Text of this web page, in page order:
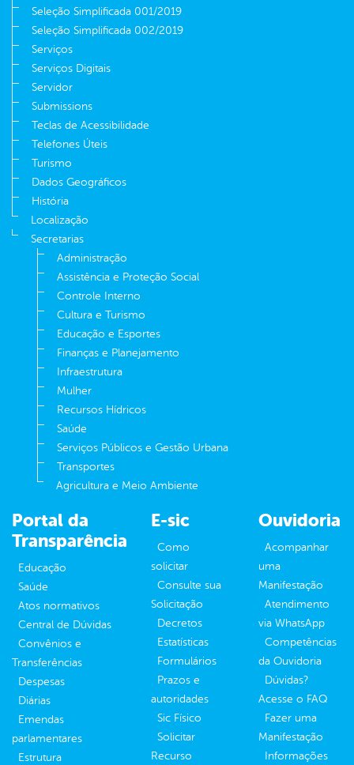
Seleção Simplificada 001/2019
Seleção Simplificada 002/2019
Serviços
Serviços Digitais
Servidor
Submissions
Teclas de Acessibilidade
Telefones Úteis
Turismo
Dados Geográficos
História
Localização
Secretarias
Administração
Assistência e Proteção Social
Controle Interno
Cultura e Turismo
Educação e Esportes
Finanças e Planejamento
Infraestrutura
Mulher
Recursos Hídricos
Saúde
Serviços Públicos e Gestão Urbana
Transportes
Agricultura e Meio Ambiente
Portal da
Transparência
Educação
Saúde
Atos normativos
Central de Dúvidas
Convênios e
Transferências
Despesas
Diárias
Emendas
parlamentares
Estrutura
E-sic
Como
solicitar
Consulte sua
Solicitação
Decretos
Estatísticas
Formulários
Prazos e
autoridades
Sic Físico
Solicitar
Recurso
Ouvidoria
Acompanhar
uma
Manifestação
Atendimento
via WhatsApp
Competências
da Ouvidoria
Dúvidas?
Acesse o FAQ
Fazer uma
Manifestação
Informações